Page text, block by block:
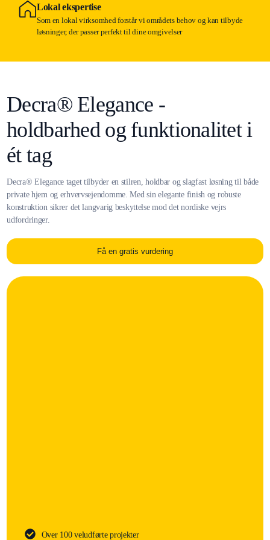
Lokal ekspertise
Som en lokal virksomhed forstår vi områdets behov og kan tilbyde
løsninger, der passer perfekt til dine omgivelser
Decra® Elegance -
holdbarhed og funktionalitet i
ét tag
Decra® Elegance taget tilbyder en stilren, holdbar og slagfast løsning til både
private hjem og erhvervsejendomme. Med sin elegante finish og robuste
konstruktion sikrer det langvarig beskyttelse mod det nordiske vejrs
udfordringer.
Få en gratis vurdering
Over 100 veludførte projekter